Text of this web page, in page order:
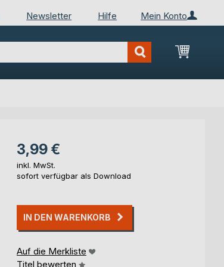
Mein Konto
Newsletter Hilfe
Mein
3,99 €
inkl. MwSt.
sofort verfügbar als Download
IN DEN WARENKORB
Auf die Merkliste
Titel bewerten